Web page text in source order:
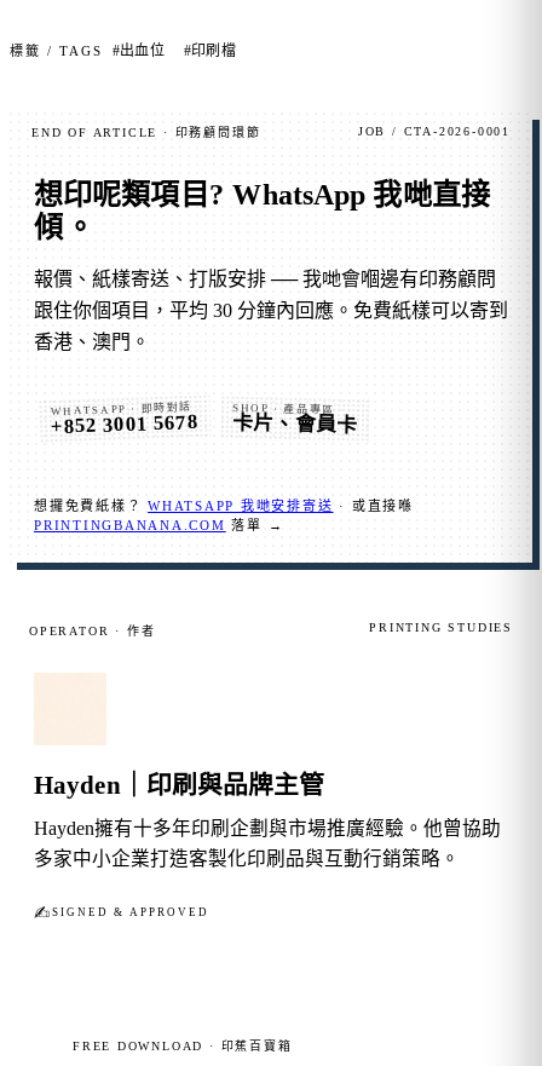
標籤 / TAGS #出血位 #印刷檔
END OF ARTICLE · 印務顧問環節 JOB / CTA-2026-0001
想印呢類項目? WhatsApp 我哋直接
傾 。
報價、紙樣寄送、打版安排 ── 我哋會嗰邊有印務顧問
跟住你個項目，平均 30 分鐘內回應。免費紙樣可以寄到
香港、澳門。
WHATSAPP · 即時對話
+852 3001 5678
SHOP · 產品專區
卡片、會員卡
想攞免費紙樣？WHATSAPP 我哋安排寄送 · 或直接喺
PRINTINGBANANA.COM 落單 →
OPERATOR · 作者 PRINTING STUDIES
Hayden｜印刷與品牌主管
Hayden擁有十多年印刷企劃與市場推廣經驗。他曾協助
多家中小企業打造客製化印刷品與互動行銷策略。
✍︎ SIGNED & APPROVED
FREE DOWNLOAD · 印蕉百寶箱